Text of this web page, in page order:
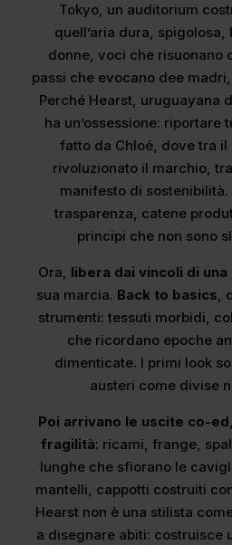
Tokyo, un auditorium
quell’aria dura, spigolosa,
donne, voci che risuonano
passi che evocano dee
Perché Hearst, uruguayana
ha un’ossessione: riportare
fatto da Chloé, dove tra il
rivoluzionato il marchio,
manifesto di
trasparenza, catene
principi che non sono
Ora, libera dai vincoli di una
sua marcia. Back to basics,
strumenti: tessuti morbidi,
che ricordano epoche
dimenticate. I primi look
austeri come divise
Poi arrivano le uscite co-
fragilità: ricami, frange,
lunghe che sfiorano le
mantelli, cappotti costruiti
Hearst non è una stilista
a disegnare abiti: costruisce